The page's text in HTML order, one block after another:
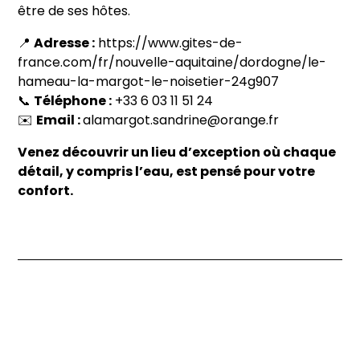
être de ses hôtes.
📍Adresse : https://www.gites-de-
france.com/fr/nouvelle-aquitaine/dordogne/le-
hameau-la-margot-le-noisetier-24g907
📞 Téléphone : +33 6 03 11 51 24
✉️ Email :alamargot.sandrine@orange.fr
Venez découvrir un lieu d’exception où chaque
détail, y compris l’eau, est pensé pour votre
confort.